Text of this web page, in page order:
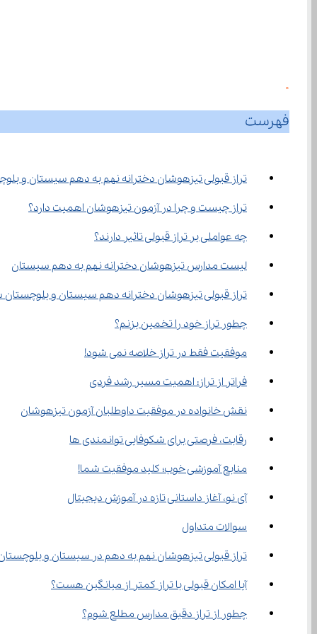
0
فهرست
تراز قبولی تیزهوشان دخترانه نهم به دهم سیستان و
تراز چیست و چرا در آزمون تیزهوشان اهمیت دارد؟
چه عواملی بر تراز قبولی تاثیر دارند؟
لیست مدارس تیزهوشان دخترانه نهم به دهم سیستان
تراز قبولی تیزهوشان دخترانه دهم سیستان و
چطور تراز خود را تخمین بزنم؟
موفقیت فقط در تراز خلاصه نمی شود!
فراتر از تراز: اهمیت مسیر رشد فردی
نقش خانواده در موفقیت داوطلبان آزمون تیزهوشان
رقابت، فرصتی برای شکوفایی توانمندی ها
منابع آموزشی خوب؛ کلید موفقیت شما!
آی‌ نو، آغاز داستانی تازه در آموزش دیجیتال
سوالات متداول
تراز قبولی تیزهوشان نهم به دهم در سیستان و
آیا امکان قبولی با تراز کمتر از میانگین هست؟
چطور از تراز دقیق مدارس مطلع شوم؟